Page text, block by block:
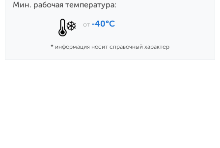
Мин. рабочая температура:
от -40°С
* информация носит справочный характер